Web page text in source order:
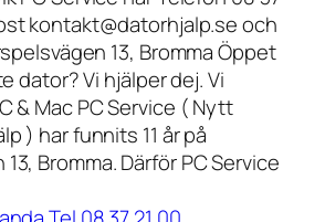
kontakt@datorhjalp.se och
13, Bromma Öppet
dator? Vi hjälper dej. Vi
& Mac PC Service ( Nytt
) har funnits 11 år på
Bromma. Därför PC Service